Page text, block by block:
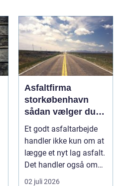
Asfaltfirma
storkøbenhavn
sådan vælger du
den rette
samarbejdspartner
Et godt asfaltarbejde
handler ikke kun om at
lægge et nyt lag asfalt.
Det handler også om
planlægnin...
02 juli 2026